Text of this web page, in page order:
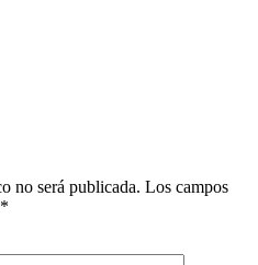
no será publicada. Los campos
*